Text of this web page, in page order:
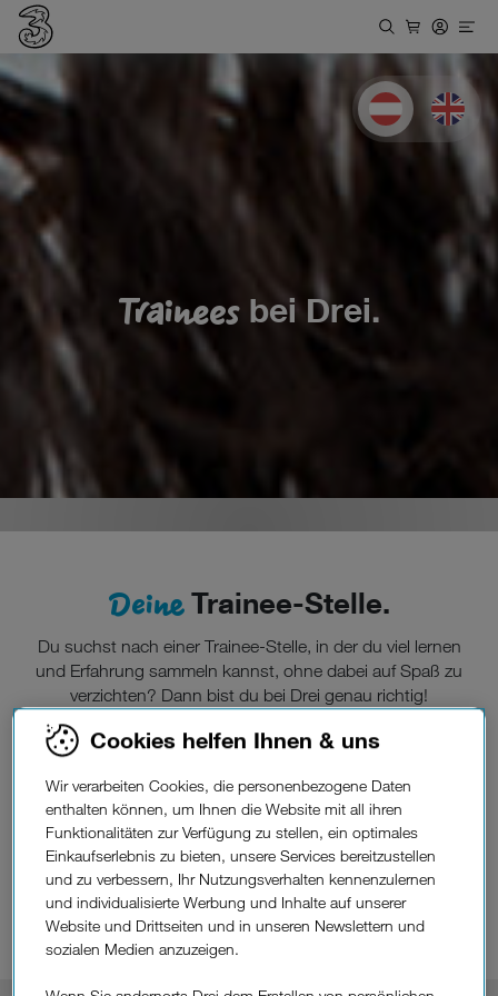
Deutsch
Trainees bei Drei.
DeineTrainee-Stelle.
Du suchst nach einer Trainee-Stelle, in der du viel lernen
und Erfahrung sammeln kannst, ohne dabei auf Spaß zu
verzichten? Dann bist du bei Drei genau richtig!
Du hast den Uni-Abschluss in der Tasche oder stehst kurz
vor der Graduierung? Perfekt! Wenn du dich außerdem für
die Telekommunikationsbranche interessierst und bereits
erste praktische Erfahrungen in Unternehmen gesammelt
hast, bewirb dich jederzeit bei uns!
Cookies helfen Ihnen & uns
Wir verarbeiten Cookies, die personenbezogene Daten
enthalten können, um Ihnen die Website mit all ihren
Funktionalitäten zur Verfügung zu stellen, ein optimales
Einkaufserlebnis zu bieten, unsere Services bereitzustellen
und zu verbessern, Ihr Nutzungsverhalten kennenzulernen
und individualisierte Werbung und Inhalte auf unserer
Website und Drittseiten und in unseren Newslettern und
sozialen Medien anzuzeigen.